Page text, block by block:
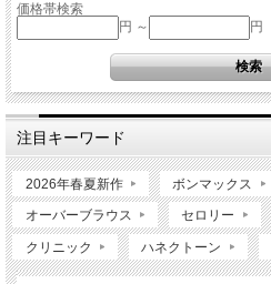
価格帯検索
円 ～
円
注目キーワード
2026年春夏新作 ボンマックス
オーバーブラウス セロリー
クリニック ハネクトーン